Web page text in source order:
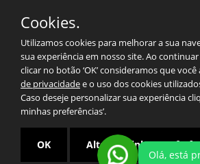
Olá, está
BLOG
SAC/CONTATO
2º VIA DO BOLETO
TERMOS E CONDIÇÕES PARA
POLÍTICA DE
Cookies.
Utilizamos cookies para melhorar a sua
sua experiência em nosso site. Ao
clicar no botão ‘OK’ consideramos que
de privacidadee o uso dos cookies
Caso deseje personalizar sua experiência
minhas preferências’.
OK Alterar minhas